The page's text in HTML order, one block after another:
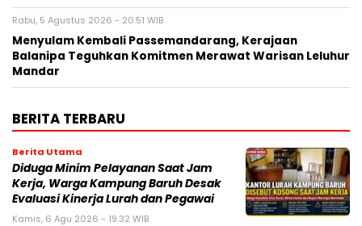
Rabu, 5 Agustus 2026 - 20:51 WIB
Menyulam Kembali Passemandarang, Kerajaan
Balanipa Teguhkan Komitmen Merawat Warisan Leluhur
Mandar
BERITA TERBARU
Berita Utama
Diduga Minim Pelayanan Saat Jam
Kerja, Warga Kampung Baruh Desak
Evaluasi Kinerja Lurah dan Pegawai
Kamis, 6 Agu 2026 - 19:32 WIB